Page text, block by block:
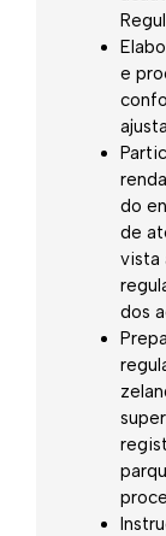
e
do
de
vista
dos